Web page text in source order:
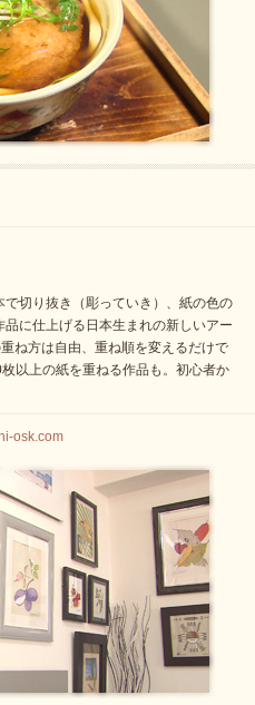
切り抜き（彫っていき）、紙の色の
に仕上げる日本生まれの新しいアー
ね方は自由、重ね順を変えるだけで
以上の紙を重ねる作品も。初心者か
osk.com